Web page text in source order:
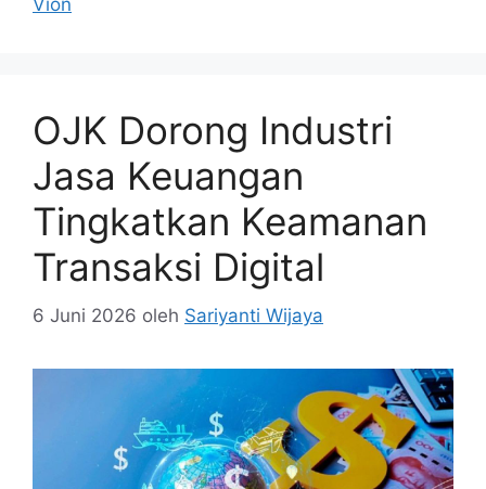
Vion
OJK Dorong Industri
Jasa Keuangan
Tingkatkan Keamanan
Transaksi Digital
6 Juni 2026 oleh Sariyanti Wijaya